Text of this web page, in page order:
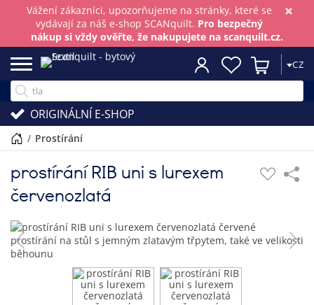
×
Vážení zákazníci, upozorňujeme na stránky, které se
vydávají za náš e-shop SCANquilt. Pro bezpečný
nákup si vždy ověřte, že nakupujete na scanquilt.cz.
CZ
ORIGINÁLNÍ E-SHOP
/ prostírání
prostírání RIB uni s lurexem
červenozlatá